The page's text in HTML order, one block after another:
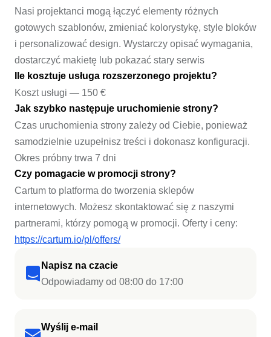
Napisz na czacie
Odpowiadamy od 08:00 do 17:00
Wyślij e-mail
Nasi projektanci mogą łączyć elementy różnych
gotowych szablonów, zmieniać kolorystykę, style bloków
i personalizować design. Wystarczy opisać wymagania,
dostarczyć makietę lub pokazać stary serwis
Ile kosztuje usługa rozszerzonego projektu?
Koszt usługi — 150 €
Jak szybko następuje uruchomienie strony?
Czas uruchomienia strony zależy od Ciebie, ponieważ
samodzielnie uzupełnisz treści i dokonasz konfiguracji.
Okres próbny trwa 7 dni
Czy pomagacie w promocji strony?
Cartum to platforma do tworzenia sklepów
internetowych. Możesz skontaktować się z naszymi
partnerami, którzy pomogą w promocji. Oferty i ceny:
https://cartum.io/pl/offers/